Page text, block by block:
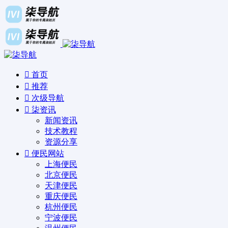
首页
推荐
次级导航
柒资讯
新闻资讯
技术教程
资源分享
便民网站
上海便民
北京便民
天津便民
重庆便民
杭州便民
宁波便民